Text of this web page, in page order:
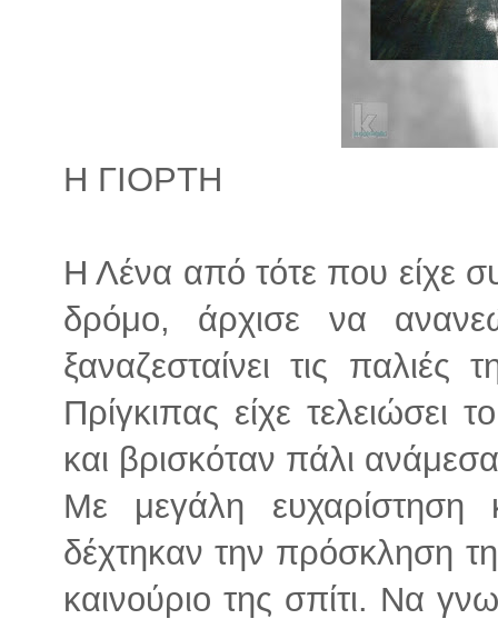
Η ΓΙΟΡΤΗ
Η Λένα από τότε που είχε
δρόμο, άρχισε να
ξαναζεσταίνει τις
Πρίγκιπας είχε τελειώσει
και βρισκόταν πάλι
Με μεγάλη
δέχτηκαν την πρόσκληση
καινούριο της σπίτι. Να